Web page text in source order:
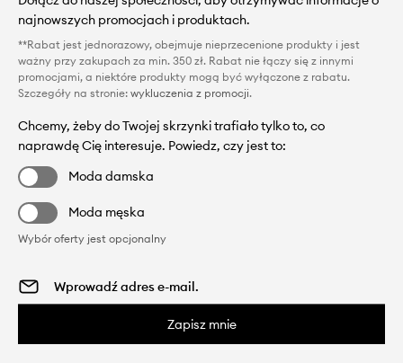
najnowszych promocjach i produktach.
**Rabat jest jednorazowy, obejmuje nieprzecenione produkty i jest
ważny przy zakupach za min. 350 zł. Rabat nie łączy się z innymi
promocjami, a niektóre produkty mogą być wyłączone z rabatu.
Szczegóły na stronie: wykluczenia z promocji.
Chcemy, żeby do Twojej skrzynki trafiało tylko to, co
naprawdę Cię interesuje. Powiedz, czy jest to:
Moda damska
Moda męska
Wybór oferty jest opcjonalny
Zapisz mnie